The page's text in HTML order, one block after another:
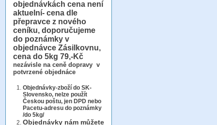
objednávkách cena není
aktuelní- cena dle
přepravce z nového
ceníku, doporučujeme
do poznámky v
objednávce Zásilkovnu,
cena do 5kg 79,-Kč
nezávisle na ceně dopravy v
potvrzené objednáce
Objednávky-zboží do SK-
Slovensko, nelze použít
Českou poštu, jen DPD nebo
Pacetu-adresu do poznámky
/do 5kg/
Objednávky nám můžete